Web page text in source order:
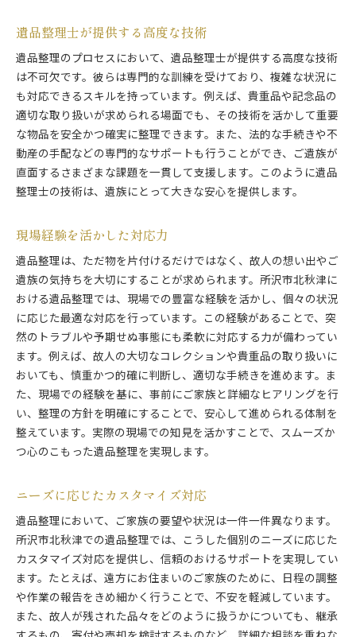
遺品整理士が提供する高度な技術
遺品整理のプロセスにおいて、遺品整理士が提供する高度な技術
は不可欠です。彼らは専門的な訓練を受けており、複雑な状況に
も対応できるスキルを持っています。例えば、貴重品や記念品の
適切な取り扱いが求められる場面でも、その技術を活かして重要
な物品を安全かつ確実に整理できます。また、法的な手続きや不
動産の手配などの専門的なサポートも行うことができ、ご遺族が
直面するさまざまな課題を一貫して支援します。このように遺品
整理士の技術は、遺族にとって大きな安心を提供します。
現場経験を活かした対応力
遺品整理は、ただ物を片付けるだけではなく、故人の想い出やご
遺族の気持ちを大切にすることが求められます。所沢市北秋津に
おける遺品整理では、現場での豊富な経験を活かし、個々の状況
に応じた最適な対応を行っています。この経験があることで、突
然のトラブルや予期せぬ事態にも柔軟に対応する力が備わってい
ます。例えば、故人の大切なコレクションや貴重品の取り扱いに
おいても、慎重かつ的確に判断し、適切な手続きを進めます。ま
た、現場での経験を基に、事前にご家族と詳細なヒアリングを行
い、整理の方針を明確にすることで、安心して進められる体制を
整えています。実際の現場での知見を活かすことで、スムーズか
つ心のこもった遺品整理を実現します。
ニーズに応じたカスタマイズ対応
遺品整理において、ご家族の要望や状況は一件一件異なります。
所沢市北秋津での遺品整理では、こうした個別のニーズに応じた
カスタマイズ対応を提供し、信頼のおけるサポートを実現してい
ます。たとえば、遠方にお住まいのご家族のために、日程の調整
や作業の報告をきめ細かく行うことで、不安を軽減しています。
また、故人が残された品々をどのように扱うかについても、継承